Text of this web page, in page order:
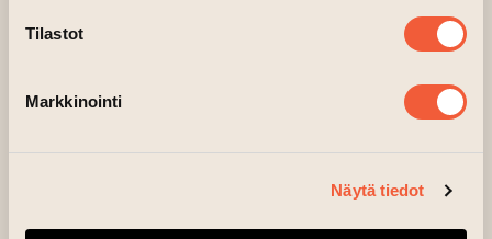
Tilastot
Markkinointi
Näytä tiedot
tavoittelemattomista taiteilijalähtöisistä
yhteiskuntaa osallistavasta näkökulmasta.
Kei, IKEHARA Yuta, MORI Nobuko, NAKAMURA
Yukiko, OHTSUKA Naoko, SAKUMA Hana,